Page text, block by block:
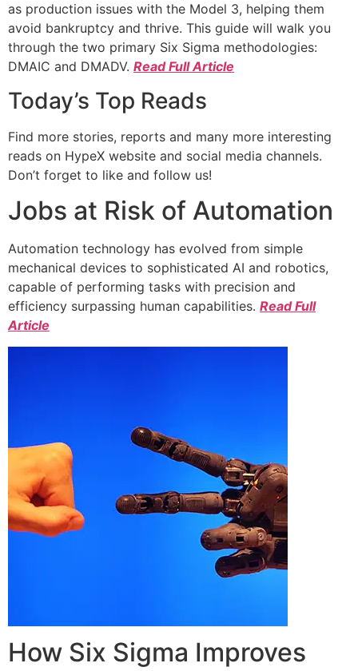
as production issues with the Model 3, helping them
avoid bankruptcy and thrive. This guide will walk you
through the two primary Six Sigma methodologies:
DMAIC and DMADV. Read Full Article
Today’s Top Reads
Find more stories, reports and many more interesting
reads on HypeX website and social media channels.
Don’t forget to like and follow us!
Jobs at Risk of Automation
Automation technology has evolved from simple
mechanical devices to sophisticated AI and robotics,
capable of performing tasks with precision and
efficiency surpassing human capabilities. Read Full
Article
How Six Sigma Improves